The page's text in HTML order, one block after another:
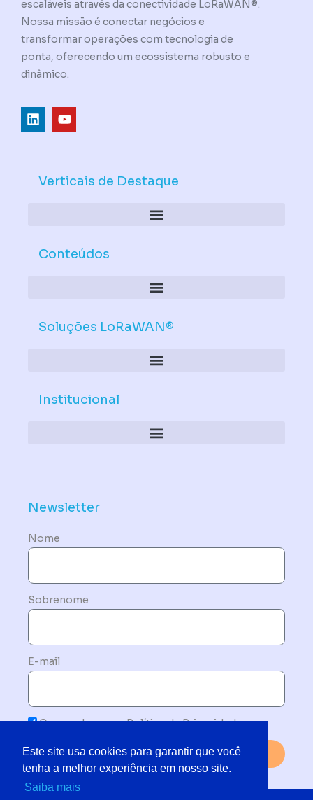
Este site usa cookies para garantir que você
tenha a melhor experiência em nosso site.
Saiba mais
escaláveis através da conectividade LoRaWAN®.
Nossa missão é conectar negócios e
transformar operações com tecnologia de
ponta, oferecendo um ecossistema robusto e
dinâmico.
L
i
d
Y
o
b
Verticais de Destaque
Conteúdos
Soluções LoRaWAN®
Institucional
Newsletter
Nome
Sobrenome
E-mail
Concordo com a Política de Privacidade
Enviar